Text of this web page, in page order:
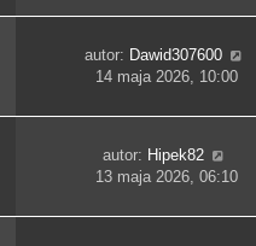
autor: Dawid307600
14 maja 2026, 10:00
autor: Hipek82
13 maja 2026, 06:10